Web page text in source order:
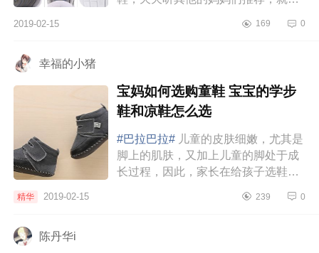
舒适嘛！便在网上挑了，今天到手
2019-02-15 169 0
幸福的小猪
宝妈如何选购童鞋 宝宝的学步
鞋和凉鞋怎么选
#巴拉巴拉# 儿童的皮肤细嫩，尤其是
脚上的肌肤，又加上儿童的脚处于成
长过程，因此，家长在给孩子选鞋的
部。在给孩子选鞋时，不仅简单的只
精华 2019-02-15 239 0
陈丹华i